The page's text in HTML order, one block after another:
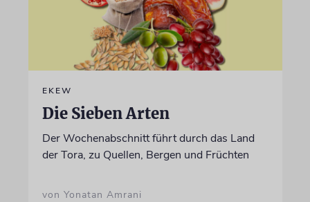
EKEW
Die Sieben Arten
Der Wochenabschnitt führt durch das Land
der Tora, zu Quellen, Bergen und Früchten
von Yonatan Amrani